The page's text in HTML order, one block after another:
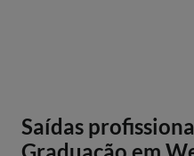
Saídas